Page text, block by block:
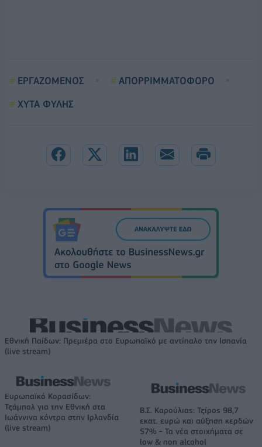
ΕΡΓΑΖΟΜΕΝΟΣ
ΑΠΟΡΡΙΜΜΑΤΟΦΟΡΟ
ΧΥΤΑ ΦΥΛΗΣ
Εθνική Παίδων: Πρεμιέρα στο Ευρωπαϊκό με αντίπαλο την Ισπανία
(live stream)
Ευρωπαϊκό Κορασίδων:
Τζάμπολ για την Εθνική στα
Ιωάννινα κόντρα στην Ιρλανδία
(live stream)
Β.Σ. Καρούλιας: Τζίρος 98,7
εκατ. ευρώ και αύξηση κερδών
57% - Τα νέα στοιχήματα σε
low & non alcohol